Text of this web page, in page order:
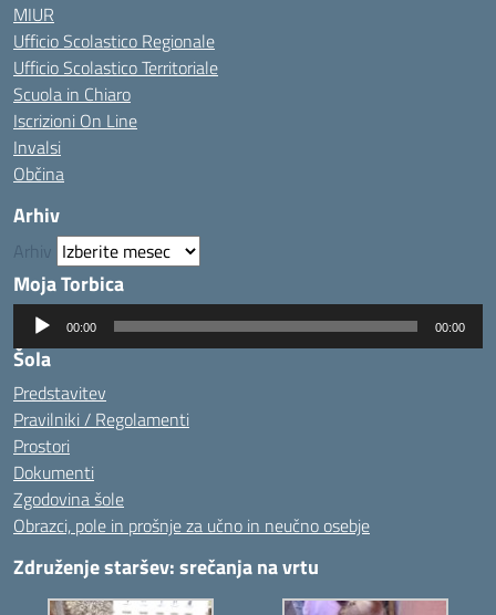
MIUR
Ufficio Scolastico Regionale
Ufficio Scolastico Territoriale
Scuola in Chiaro
Iscrizioni On Line
Invalsi
Občina
Arhiv
Arhiv
Moja Torbica
Predvajalnik
zvoka
00:00 00:00
Šola
Predstavitev
Pravilniki / Regolamenti
Prostori
Dokumenti
Zgodovina šole
Obrazci, pole in prošnje za učno in neučno osebje
Združenje staršev: srečanja na vrtu